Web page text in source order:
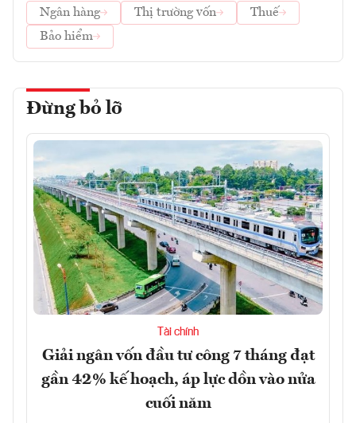
Ngân hàng
Thị trường vốn
Thuế
Bảo hiểm
Đừng bỏ lỡ
Tài chính
Giải ngân vốn đầu tư công 7 tháng đạt
gần 42% kế hoạch, áp lực dồn vào nửa
cuối năm